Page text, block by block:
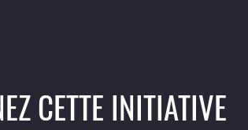
CETTE INITIATIVE